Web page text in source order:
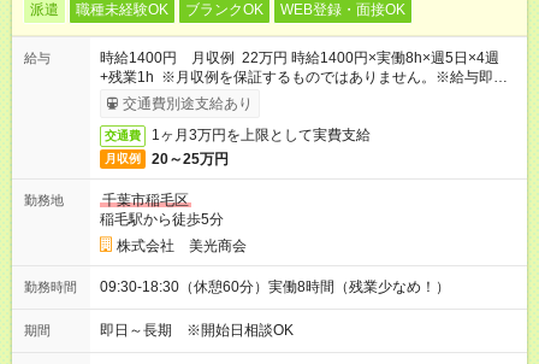
派遣 職種未経験OK ブランクOK WEB登録・面接OK
給与
時給1400円 月収例 22万円 時給1400円×実働8h×週5日×4週
+残業1h ※月収例を保証するものではありません。※給与即受取
りサービス利用可（利用条件有）
交通費別途支給あり
交通費 1ヶ月3万円を上限として実費支給
月収例 20～25万円
勤務地
千葉市稲毛区
稲毛駅から徒歩5分
株式会社 美光商会
勤務時間 09:30-18:30（休憩60分）実働8時間（残業少なめ！）
期間 即日～長期 ※開始日相談OK